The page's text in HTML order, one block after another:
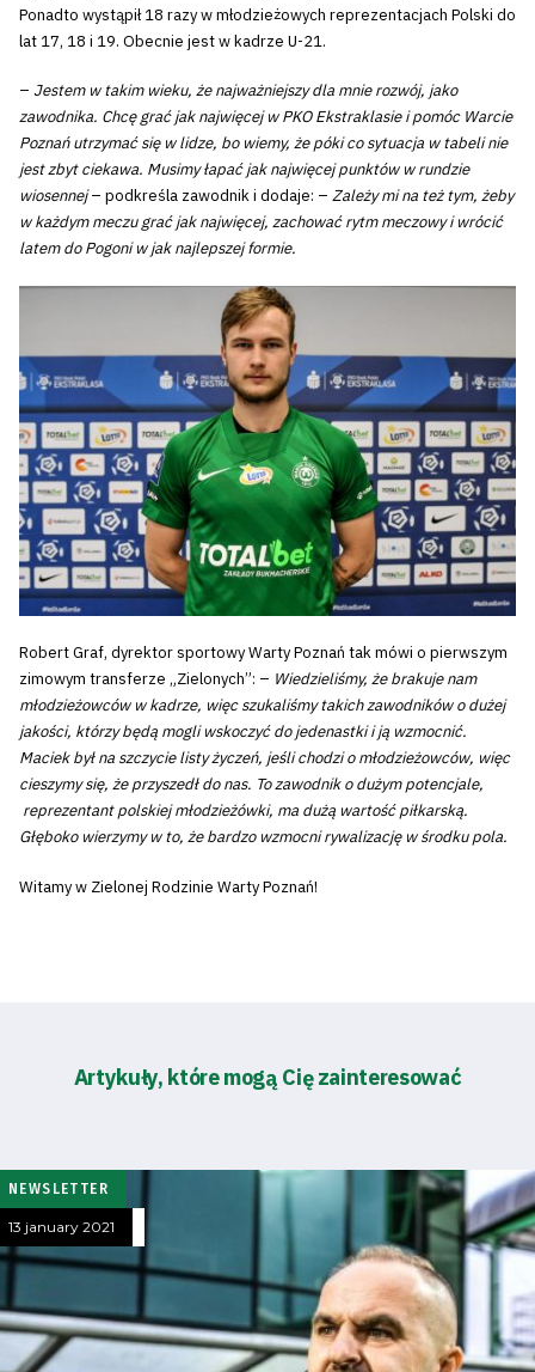
Ponadto wystąpił 18 razy w młodzieżowych reprezentacjach Polski do
lat 17, 18 i 19. Obecnie jest w kadrze U-21.
– Jestem w takim wieku, że najważniejszy dla mnie rozwój, jako
zawodnika. Chcę grać jak najwięcej w PKO Ekstraklasie i pomóc Warcie
Poznań utrzymać się w lidze, bo wiemy, że póki co sytuacja w tabeli nie
jest zbyt ciekawa. Musimy łapać jak najwięcej punktów w rundzie
wiosennej– podkreśla zawodnik i dodaje: – Zależy mi na też tym, żeby
w każdym meczu grać jak najwięcej, zachować rytm meczowy i wrócić
latem do Pogoni w jak najlepszej formie.
Robert Graf, dyrektor sportowy Warty Poznań tak mówi o pierwszym
zimowym transferze „Zielonych”: – Wiedzieliśmy, że brakuje nam
młodzieżowców w kadrze, więc szukaliśmy takich zawodników o dużej
jakości, którzy będą mogli wskoczyć do jedenastki i ją wzmocnić.
Maciek był na szczycie listy życzeń, jeśli chodzi o młodzieżowców, więc
cieszymy się, że przyszedł do nas. To zawodnik o dużym potencjale,
reprezentant polskiej młodzieżówki, ma dużą wartość piłkarską.
Głęboko wierzymy w to, że bardzo wzmocni rywalizację w środku pola.
Witamy w Zielonej Rodzinie Warty Poznań!
Artykuły, które mogą Cię zainteresować
NEWSLETTER
13 january 2021